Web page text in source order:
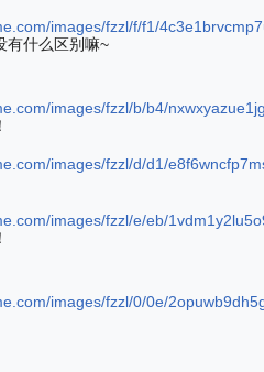
images/fzzl/f/f1/
有什么区别嘛~
images/fzzl/b/b4/
images/fzzl/d/d1/
images/fzzl/e/eb/
images/fzzl/0/0e/